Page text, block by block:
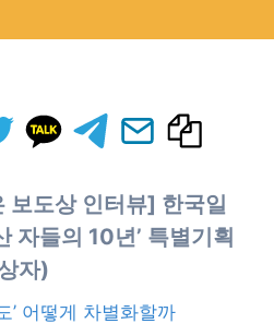
보도상 인터뷰] 한국일
자들의 10년’ 특별기획
자)
’ 어떻게 차별화할까